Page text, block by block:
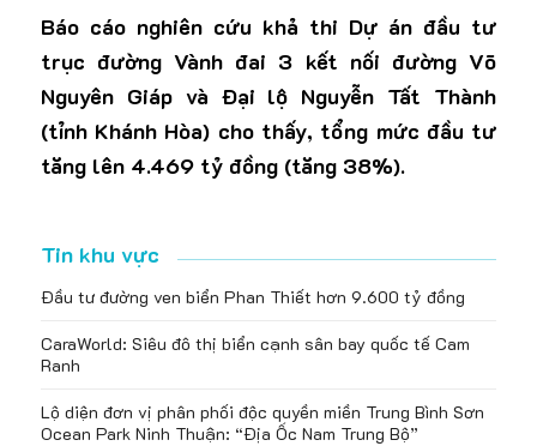
Báo cáo nghiên cứu khả thi Dự án đầu tư
trục đường Vành đai 3 kết nối đường Võ
Nguyên Giáp và Đại lộ Nguyễn Tất Thành
(tỉnh Khánh Hòa) cho thấy, tổng mức đầu tư
tăng lên 4.469 tỷ đồng (tăng 38%).
Tin khu vực
Đầu tư đường ven biển Phan Thiết hơn 9.600 tỷ đồng
CaraWorld: Siêu đô thị biển cạnh sân bay quốc tế Cam
Ranh
Lộ diện đơn vị phân phối độc quyền miền Trung Bình Sơn
Ocean Park Ninh Thuận: “Địa Ốc Nam Trung Bộ”